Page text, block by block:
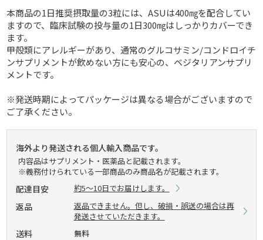
本商品の1日推奨摂取量の3粒には、ASUは400㎎を配合してい
ますので、臨床試験の投与量の1日300㎎はしっかりカバーでき
ます。
甲殻類にアレルギーがあり、通常のグルコサミン/コンドロイチ
ンサプリメントが飲めない方にも安心の、ベジタリアンサプリ
メントです。
※発送時期によってパッケージは異なる場合がございますので
ご了承ください。
海外より発送される個人輸入商品です。
内容品はサプリメント・医薬品と記載されます。
※義務付けられている一部商品のみ商品名が記載されます。
配達目安 約5～10日でお届けします。
返品
返品できません。但し、破損・誤送の場合は再
発送させていただきます。
送料 無料